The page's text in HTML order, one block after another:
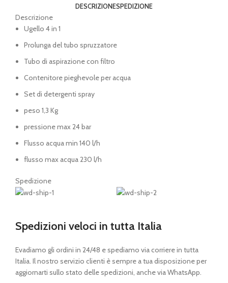
DESCRIZIONESPEDIZIONE
Descrizione
Ugello 4 in 1
Prolunga del tubo spruzzatore
Tubo di aspirazione con filtro
Contenitore pieghevole per acqua
Set di detergenti spray
peso 1,3 Kg
pressione max 24 bar
Flusso acqua min 140 l/h
flusso max acqua 230 l/h
Spedizione
Spedizioni veloci in tutta Italia
Evadiamo gli ordini in 24/48 e spediamo via corriere in tutta
Italia. Il nostro servizio clienti è sempre a tua disposizione per
aggiornarti sullo stato delle spedizioni, anche via WhatsApp.